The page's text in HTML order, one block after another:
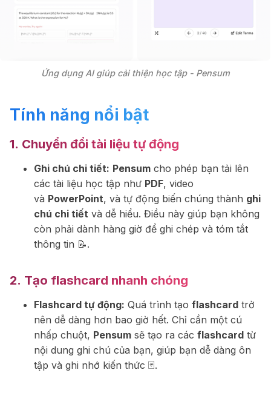
Ứng dụng AI giúp cải thiện học tập - Pensum
Tính năng nổi bật
1. Chuyển đổi tài liệu tự động
Ghi chú chi tiết: Pensum cho phép bạn tải lên
các tài liệu học tập như PDF, video
và PowerPoint, và tự động biến chúng thành ghi
chú chi tiết và dễ hiểu. Điều này giúp bạn không
còn phải dành hàng giờ để ghi chép và tóm tắt
thông tin 📝.
2. Tạo flashcard nhanh chóng
Flashcard tự động: Quá trình tạo flashcard trở
nên dễ dàng hơn bao giờ hết. Chỉ cần một cú
nhấp chuột, Pensum sẽ tạo ra các flashcard từ
nội dung ghi chú của bạn, giúp bạn dễ dàng ôn
tập và ghi nhớ kiến thức 🃏.